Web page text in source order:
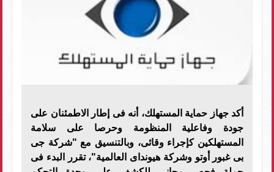
أكد جهاز حماية المستهلك، أنه فى إطار الاطمئنان على
جودة وفاعلية المنظومة وحرصا على سلامة
المستهلكين كإجراء وقائى، وبالتنسيق مع "شركة جى
بى غبور أوتو وشركة هيونداى العالمية"، تقرر البدء فى